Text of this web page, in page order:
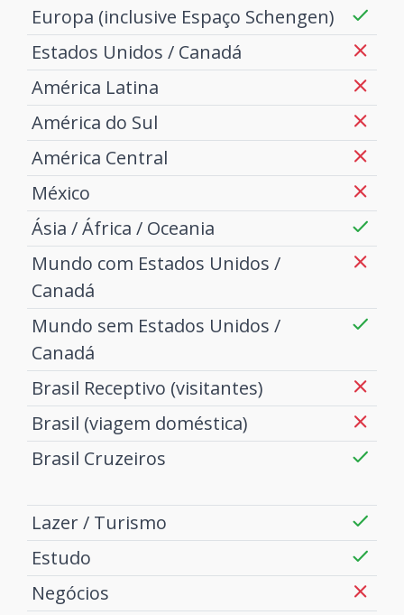
Europa (inclusive Espaço Schengen)
Estados Unidos / Canadá
América Latina
América do Sul
América Central
México
Ásia / África / Oceania
Mundo com Estados Unidos /
Canadá
Mundo sem Estados Unidos /
Canadá
Brasil Receptivo (visitantes)
Brasil (viagem doméstica)
Brasil Cruzeiros
Lazer / Turismo
Estudo
Negócios